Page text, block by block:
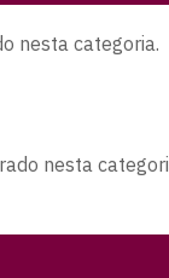
nesta categoria.
nesta